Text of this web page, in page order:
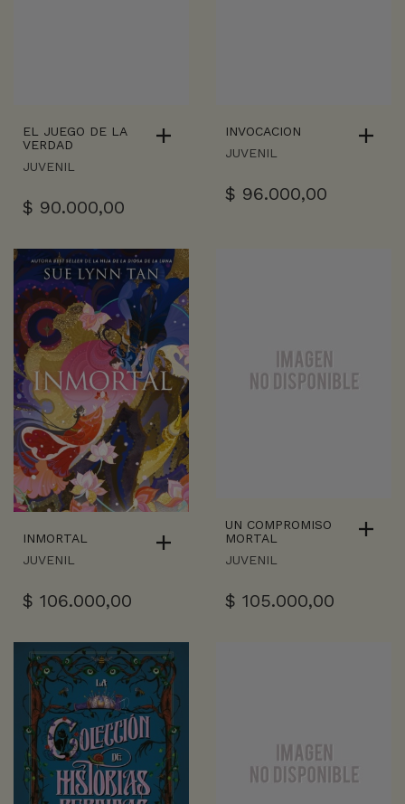
EL JUEGO DE LA
VERDAD
JUVENIL
$ 90.000,00
INVOCACION
JUVENIL
$ 96.000,00
INMORTAL
JUVENIL
$ 106.000,00
UN COMPROMISO
MORTAL
JUVENIL
$ 105.000,00